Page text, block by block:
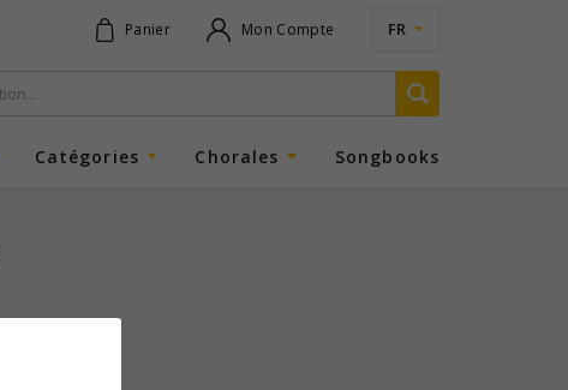
Panier Mon Compte FR
Catégories Chorales Songbooks